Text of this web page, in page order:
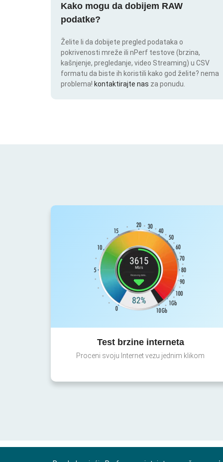
Kako mogu da dobijem RAW
podatke?
Želite li da dobijete pregled podataka o
pokrivenosti mreže ili nPerf testove (brzina,
kašnjenje, pregledanje, video Streaming) u CSV
formatu da biste ih koristili kako god želite? nema
problema! kontaktirajte nas za ponudu.
Test brzine interneta
Proceni svoju Internet vezu jednim klikom